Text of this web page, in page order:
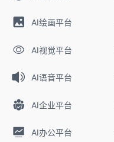
AI绘画平台
AI视觉平台
AI语音平台
AI企业平台
AI办公平台